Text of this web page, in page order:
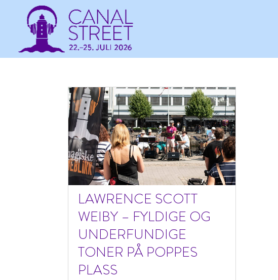
LAWRENCE SCOTT
WEIBY – FYLDIGE OG
UNDERFUNDIGE
TONER PÅ POPPES
PLASS